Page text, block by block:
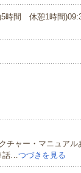
時間 休憩1時間
チャー・マニュアル
話…つづきを見る